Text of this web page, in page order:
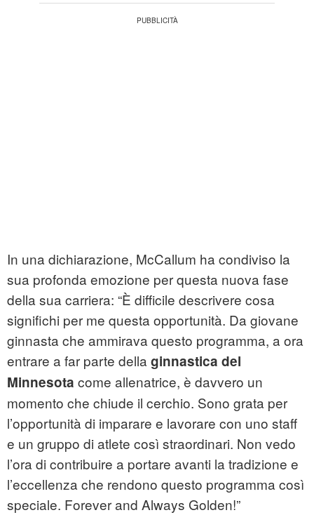
In una dichiarazione, McCallum ha condiviso la
sua profonda emozione per questa nuova fase
della sua carriera: “È difficile descrivere cosa
significhi per me questa opportunità. Da giovane
ginnasta che ammirava questo programma, a ora
entrare a far parte della ginnastica del
Minnesota come allenatrice, è davvero un
momento che chiude il cerchio. Sono grata per
l’opportunità di imparare e lavorare con uno staff
e un gruppo di atlete così straordinari. Non vedo
l’ora di contribuire a portare avanti la tradizione e
l’eccellenza che rendono questo programma così
speciale. Forever and Always Golden!”